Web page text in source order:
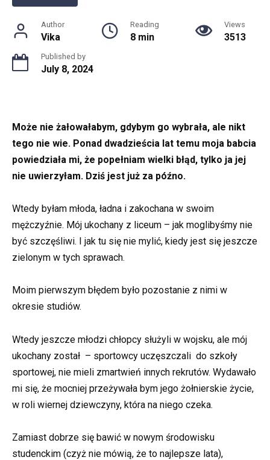
Author
Vika
Reading
8 min
Views
3513
Published by
July 8, 2024
Może nie żałowałabym, gdybym go wybrała, ale nikt
tego nie wie. Ponad dwadzieścia lat temu moja babcia
powiedziała mi, że popełniam wielki błąd, tylko ja jej
nie uwierzyłam. Dziś jest już za późno.
Wtedy byłam młoda, ładna i zakochana w swoim
mężczyźnie. Mój ukochany z liceum – jak moglibyśmy nie
być szczęśliwi. I jak tu się nie mylić, kiedy jest się jeszcze
zielonym w tych sprawach.
Moim pierwszym błędem było pozostanie z nimi w
okresie studiów.
Wtedy jeszcze młodzi chłopcy służyli w wojsku, ale mój
ukochany został – sportowcy uczęszczali do szkoły
sportowej, nie mieli zmartwień innych rekrutów. Wydawało
mi się, że mocniej przeżywała bym jego żołnierskie życie,
w roli wiernej dziewczyny, która na niego czeka.
Zamiast dobrze się bawić w nowym środowisku
studenckim (czyż nie mówią, że to najlepsze lata),